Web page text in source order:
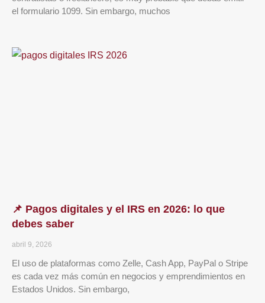
el formulario 1099. Sin embargo, muchos
📌 Pagos digitales y el IRS en 2026: lo que
debes saber
abril 9, 2026
El uso de plataformas como Zelle, Cash App, PayPal o Stripe
es cada vez más común en negocios y emprendimientos en
Estados Unidos. Sin embargo,